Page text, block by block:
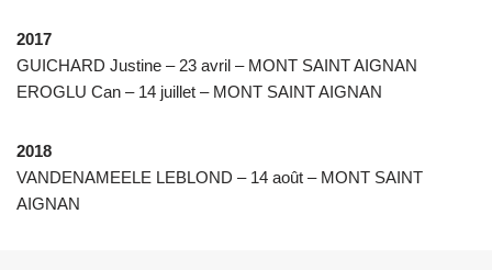
2017
GUICHARD Justine – 23 avril – MONT SAINT AIGNAN
EROGLU Can – 14 juillet – MONT SAINT AIGNAN
2018
VANDENAMEELE LEBLOND – 14 août – MONT SAINT
AIGNAN